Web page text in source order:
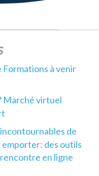
Formations à venir
Marché virtuel
de
des outils
en ligne